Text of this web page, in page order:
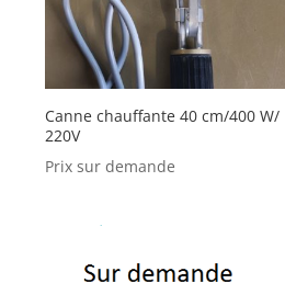
Canne chauffante 40 cm/400 W/
220V
Prix sur demande